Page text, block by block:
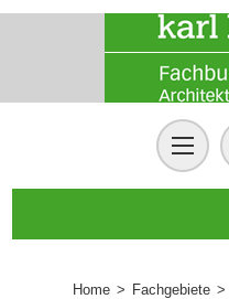
Home > Fachgebiete >